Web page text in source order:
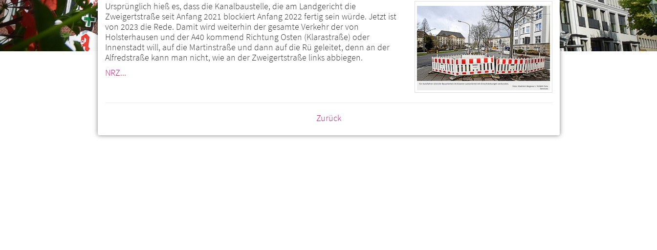
Ursprünglich hieß es, dass die Kanalbaustelle, die am Landgericht die
Zweigertstraße seit Anfang 2021 blockiert Anfang 2022 fertig sein würde. Jetzt ist
von 2023 die Rede. Damit wird weiterhin der gesamte Verkehr der von
Holsterhausen und der A40 kommend Richtung Osten (Klarastraße) oder
Innenstadt will, auf die Martinstraße und dann auf die Rü geleitet, denn an der
Alfredstraße kann man nicht, wie an der Zweigertstraße links abbiegen.
NRZ...
Zurück